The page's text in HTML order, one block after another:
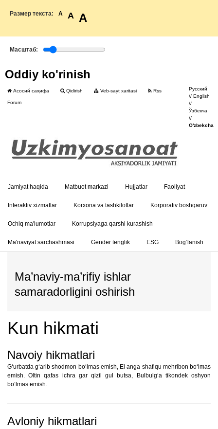
Размер текста: A A A
Масштаб:
Oddiy ko'rinish
Асосий саҳифа Qidirish Veb-sayt xaritasi Rss
Forum
Русский
//English
//
Ўзбекча
//
O'zbekcha
Jamiyat haqida Matbuot markazi Hujjatlar Faoliyat
Interaktiv xizmatlar Korxona va tashkilotlar Korporativ boshqaruv
Ochiq ma'lumotlar Korrupsiyaga qarshi kurashish
Ma'naviyat sarchashmasi Gender tenglik ESG Bog‘lanish
Ma’naviy-ma’rifiy ishlar
samaradorligini oshirish
Kun hikmati
Navoiy hikmatlari
G‘urbatda g‘arib shodmon bo‘lmas emish, El anga shafiqu mehribon bo‘lmas
emish. Oltin qafas ichra gar qizil gul butsa, Bulbulg‘a tikondek oshyon
bo‘lmas emish.
Avloniy hikmatlari